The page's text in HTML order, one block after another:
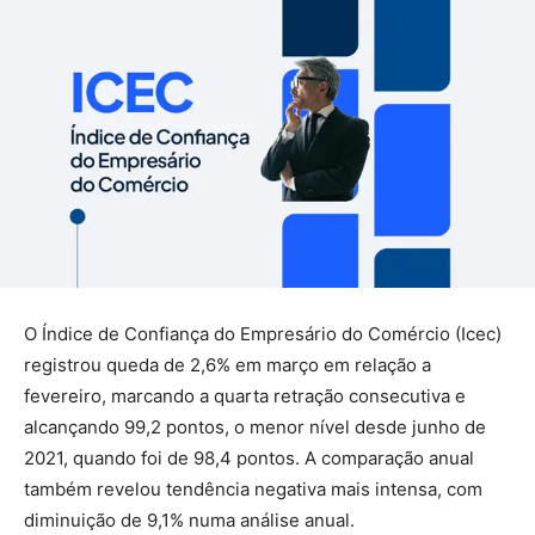
O Índice de Confiança do Empresário do Comércio (Icec)
registrou queda de 2,6% em março em relação a
fevereiro, marcando a quarta retração consecutiva e
alcançando 99,2 pontos, o menor nível desde junho de
2021, quando foi de 98,4 pontos. A comparação anual
também revelou tendência negativa mais intensa, com
diminuição de 9,1% numa análise anual.